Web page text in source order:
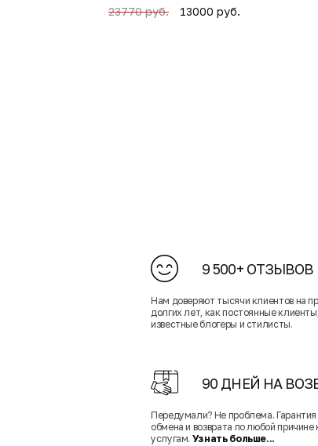
23770 руб. 13000 руб.
9 500+ ОТЗЫВОВ
Нам доверяют тысячи клиентов на
долгих лет, как постоянные
известные блогеры и стилисты.
90 ДНЕЙ НА
Передумали? Не проблема. Гарантия
обмена и возврата по любой причине
услугам. Узнать больше...